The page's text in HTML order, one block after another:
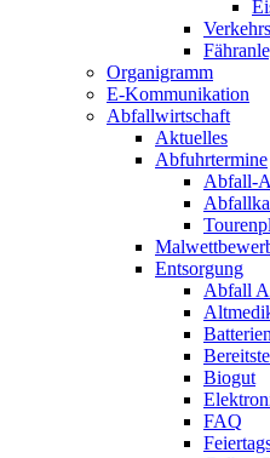
Organigramm
E-Kommunikation
Abfallwirtschaft
Aktuelles
Abfuhrtermine
Abfall-
Entsorgung
Abfall
Batterien
Biogut
FAQ